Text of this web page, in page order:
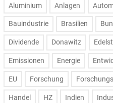
Aluminium Anlagen
Bauindustrie Brasilien
Dividende Donawitz
Emissionen Energie
EU Forschung
Handel HZ Indien